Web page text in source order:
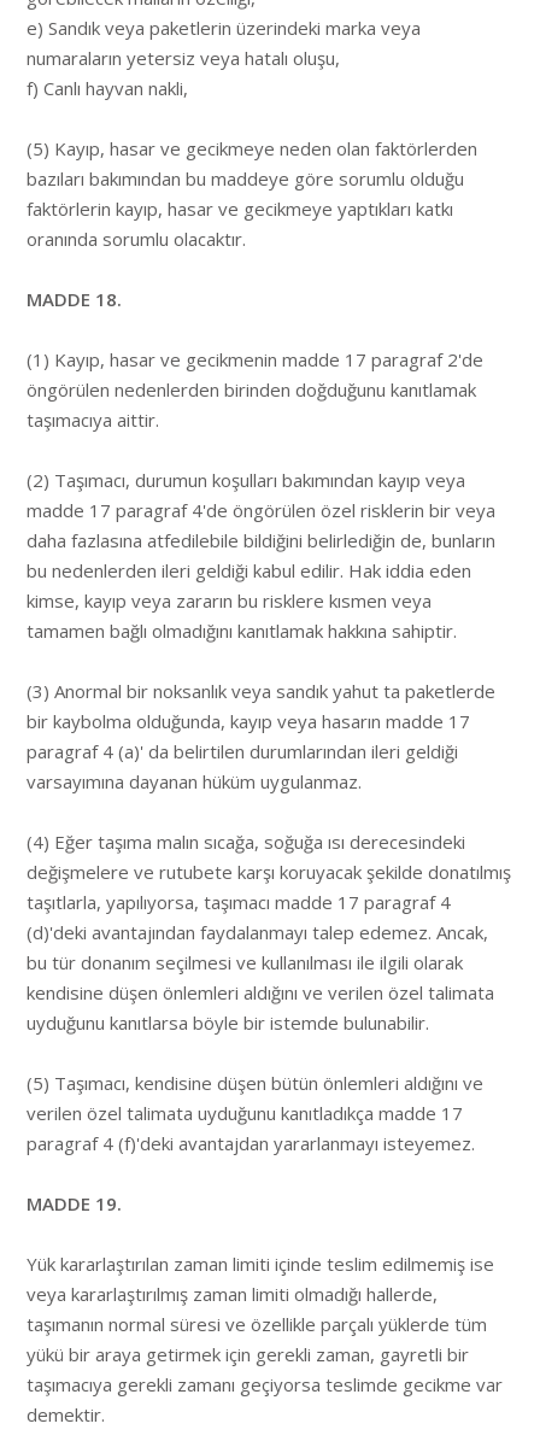
e) Sandık veya paketlerin üzerindeki marka veya
numaraların yetersiz veya hatalı oluşu,
f) Canlı hayvan nakli,
(5) Kayıp, hasar ve gecikmeye neden olan faktörlerden
bazıları bakımından bu maddeye göre sorumlu olduğu
faktörlerin kayıp, hasar ve gecikmeye yaptıkları katkı
oranında sorumlu olacaktır.
MADDE 18.
(1) Kayıp, hasar ve gecikmenin madde 17 paragraf 2'de
öngörülen nedenlerden birinden doğduğunu kanıtlamak
taşımacıya aittir.
(2) Taşımacı, durumun koşulları bakımından kayıp veya
madde 17 paragraf 4'de öngörülen özel risklerin bir veya
daha fazlasına atfedilebile bildiğini belirlediğin de, bunların
bu nedenlerden ileri geldiği kabul edilir. Hak iddia eden
kimse, kayıp veya zararın bu risklere kısmen veya
tamamen bağlı olmadığını kanıtlamak hakkına sahiptir.
(3) Anormal bir noksanlık veya sandık yahut ta paketlerde
bir kaybolma olduğunda, kayıp veya hasarın madde 17
paragraf 4 (a)' da belirtilen durumlarından ileri geldiği
varsayımına dayanan hüküm uygulanmaz.
(4) Eğer taşıma malın sıcağa, soğuğa ısı derecesindeki
değişmelere ve rutubete karşı koruyacak şekilde donatılmış
taşıtlarla, yapılıyorsa, taşımacı madde 17 paragraf 4
(d)'deki avantajından faydalanmayı talep edemez. Ancak,
bu tür donanım seçilmesi ve kullanılması ile ilgili olarak
kendisine düşen önlemleri aldığını ve verilen özel talimata
uyduğunu kanıtlarsa böyle bir istemde bulunabilir.
(5) Taşımacı, kendisine düşen bütün önlemleri aldığını ve
verilen özel talimata uyduğunu kanıtladıkça madde 17
paragraf 4 (f)'deki avantajdan yararlanmayı isteyemez.
MADDE 19.
Yük kararlaştırılan zaman limiti içinde teslim edilmemiş ise
veya kararlaştırılmış zaman limiti olmadığı hallerde,
taşımanın normal süresi ve özellikle parçalı yüklerde tüm
yükü bir araya getirmek için gerekli zaman, gayretli bir
taşımacıya gerekli zamanı geçiyorsa teslimde gecikme var
demektir.